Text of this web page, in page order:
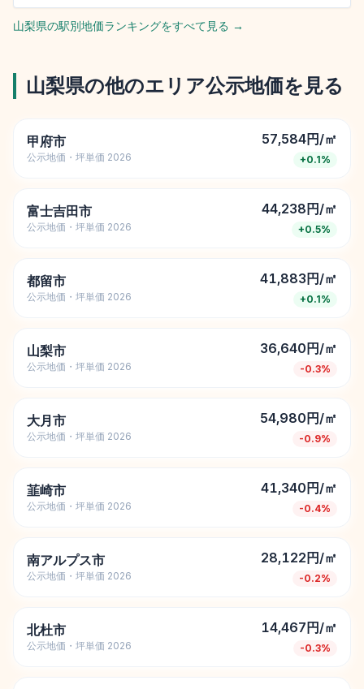
山梨県の駅別地価ランキングをすべて見る →
山梨県の他のエリア公示地価を見る
甲府市
公示地価・坪単価 2026
57,584円/㎡
+0.1%
富士吉田市
公示地価・坪単価 2026
44,238円/㎡
+0.5%
都留市
公示地価・坪単価 2026
41,883円/㎡
+0.1%
山梨市
公示地価・坪単価 2026
36,640円/㎡
-0.3%
大月市
公示地価・坪単価 2026
54,980円/㎡
-0.9%
韮崎市
公示地価・坪単価 2026
41,340円/㎡
-0.4%
南アルプス市
公示地価・坪単価 2026
28,122円/㎡
-0.2%
北杜市
公示地価・坪単価 2026
14,467円/㎡
-0.3%